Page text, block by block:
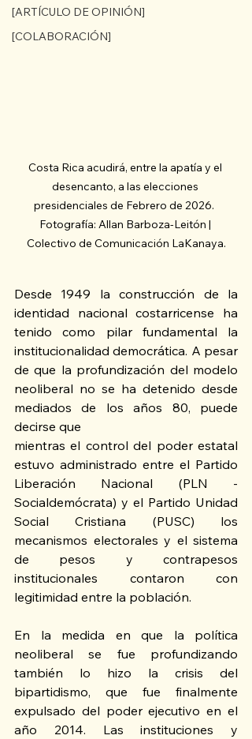
[ARTÍCULO DE OPINIÓN]
[COLABORACIÓN]
Costa Rica acudirá, entre la apatía y el
desencanto, a las elecciones
presidenciales de Febrero de 2026.
Fotografía: Allan Barboza-Leitón |
Colectivo de Comunicación LaKanaya.
Desde 1949 la construcción de la
identidad nacional costarricense ha
tenido como pilar fundamental la
institucionalidad democrática. A pesar
de que la profundización del modelo
neoliberal no se ha detenido desde
mediados de los años 80, puede
decirse que
mientras el control del poder estatal
estuvo administrado entre el Partido
Liberación Nacional (PLN -
Socialdemócrata) y el Partido Unidad
Social Cristiana (PUSC) los
mecanismos electorales y el sistema
de pesos y contrapesos
institucionales contaron con
legitimidad entre la población.
En la medida en que la política
neoliberal se fue profundizando
también lo hizo la crisis del
bipartidismo, que fue finalmente
expulsado del poder ejecutivo en el
año 2014. Las instituciones y